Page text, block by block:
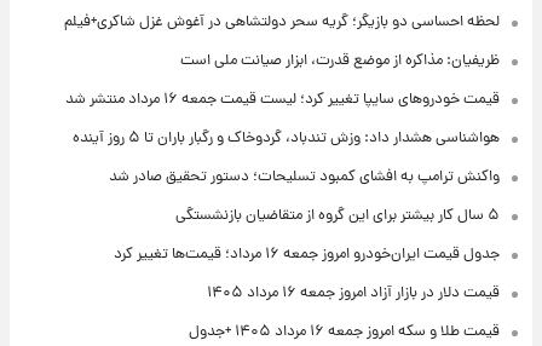
لحظه احساسی دو بازیگر؛ گریه سحر دولتشاهی در آغوش غزل شاکری+فیلم
ظریفیان: مذاکره از موضع قدرت، ابزار صیانت ملی است
قیمت خودروهای سایپا تغییر کرد؛ لیست قیمت جمعه ۱۶ مرداد منتشر شد
هواشناسی هشدار داد: وزش تندباد، گردوخاک و رگبار باران تا ۵ روز آینده
واکنش ترامپ به افشای کمبود تسلیحات؛ دستور تحقیق صادر شد
۵ سال کار بیشتر برای این گروه از متقاضیان بازنشستگی
جدول قیمت ایران‌خودرو امروز جمعه ۱۶ مرداد؛ قیمت‌ها تغییر کرد
قیمت دلار در بازار آزاد امروز جمعه ۱۶ مرداد ۱۴۰۵
قیمت طلا و سکه امروز جمعه ۱۶ مرداد ۱۴۰۵ +جدول